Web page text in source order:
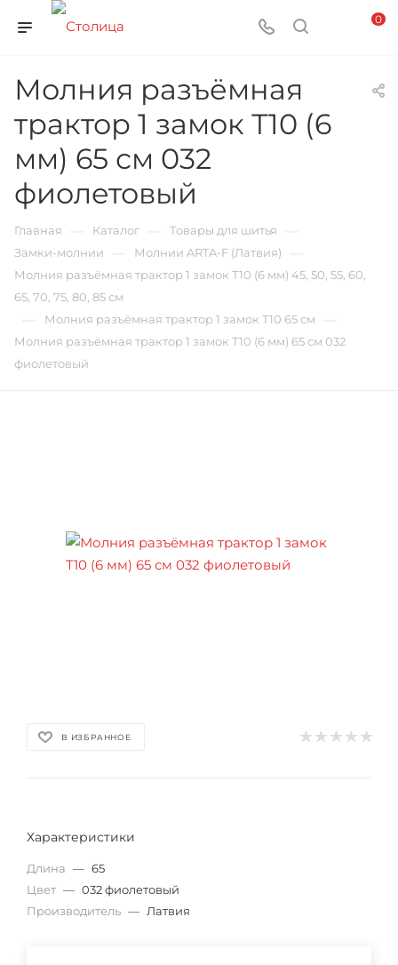
0
Молния разъёмная
трактор 1 замок Т10 (6
мм) 65 см 032
фиолетовый
Главная Каталог Товары для шитья
Замки-молнии Молнии ARTA-F (Латвия)
Молния разъёмная трактор 1 замок Т10 (6 мм) 45, 50, 55, 60,
65, 70, 75, 80, 85 см
Молния разъёмная трактор 1 замок Т10 65 см
Молния разъёмная трактор 1 замок Т10 (6 мм) 65 см 032
фиолетовый
В ИЗБРАННОЕ
Характеристики
Длина — 65
Цвет — 032 фиолетовый
Производитель — Латвия